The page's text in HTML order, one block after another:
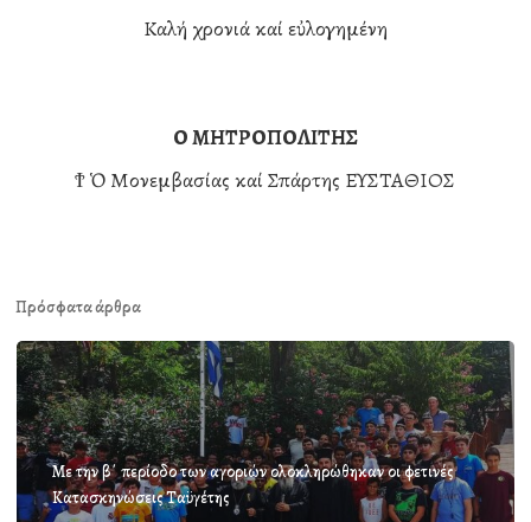
Καλή χρονιά καί εὐλογημένη
Ο ΜΗΤΡΟΠΟΛΙΤΗΣ
Ϯ Ὁ Μονεμβασίας καί Σπάρτης ΕΥΣΤΑΘΙΟΣ
Πρόσφατα άρθρα
Με την β΄ περίοδο των αγοριών ολοκληρώθηκαν οι φετινές
Κατασκηνώσεις Ταϋγέτης